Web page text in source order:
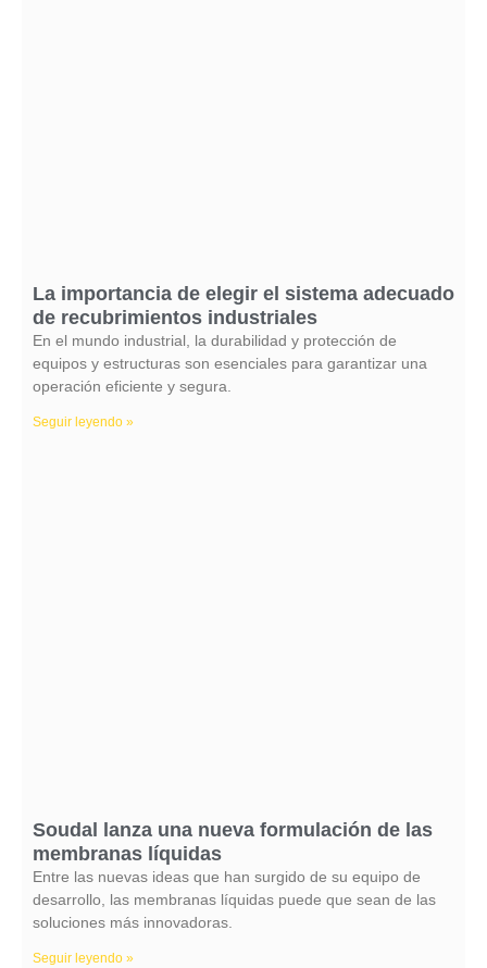
La importancia de elegir el sistema adecuado
de recubrimientos industriales
En el mundo industrial, la durabilidad y protección de
equipos y estructuras son esenciales para garantizar una
operación eficiente y segura.
Seguir leyendo »
Soudal lanza una nueva formulación de las
membranas líquidas
Entre las nuevas ideas que han surgido de su equipo de
desarrollo, las membranas líquidas puede que sean de las
soluciones más innovadoras.
Seguir leyendo »